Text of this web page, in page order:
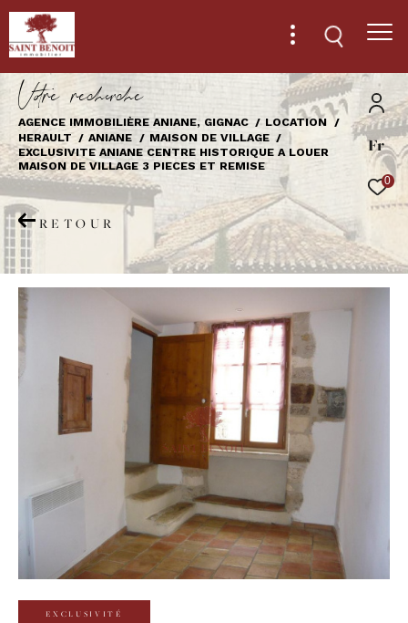
Fr
0
Vore recece
AGENCE IMMOBILIÈRE ANIANE, GIGNAC
LOCATION
HERAULT
ANIANE
MAISON DE VILLAGE
EXCLUSIVITE ANIANE CENTRE HISTORIQUE A LOUER
MAISON DE VILLAGE 3 PIECES ET REMISE
RETOUR
EXCLUSIVITÉ
Effectuer une recherche
et trouver le bien qui correspond à vos
critères
Location
Type de bien
Ville
Surface
Surface
Pièces